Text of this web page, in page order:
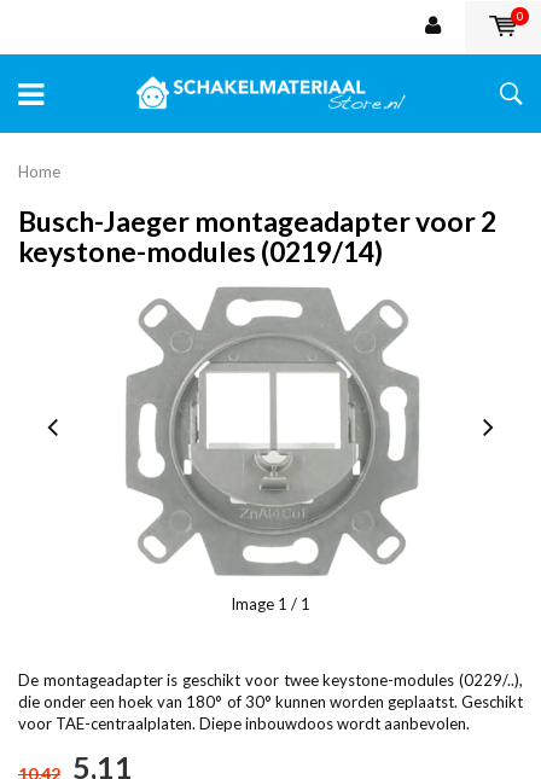
0
Home
Busch-Jaeger montageadapter voor 2
keystone-modules (0219/14)
Image 1 / 1
De montageadapter is geschikt voor twee keystone-modules (0229/..),
die onder een hoek van 180° of 30° kunnen worden geplaatst. Geschikt
voor TAE-centraalplaten. Diepe inbouwdoos wordt aanbevolen.
10,42 5,11